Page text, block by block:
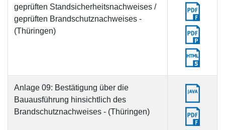
geprüften Standsicherheitsnachweises /
geprüften Brandschutznachweises -
(Thüringen)
Anlage 09: Bestätigung über die
Bauausführung hinsichtlich des
Brandschutznachweises - (Thüringen)